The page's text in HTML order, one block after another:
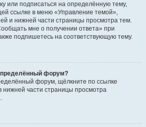
или подписаться на определённую тему,
ссылке в меню «Управление темой»,
и нижней части страницы просмотра тем.
мне о получении ответа» при
подпишетесь на соответствующую тему.
форум?
форум, щёлкните по ссылке
части страницы просмотра